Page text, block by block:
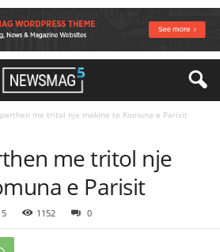
me tritol nje makine te Komuna e Parisit
me tritol nje
e Parisit
1152 0